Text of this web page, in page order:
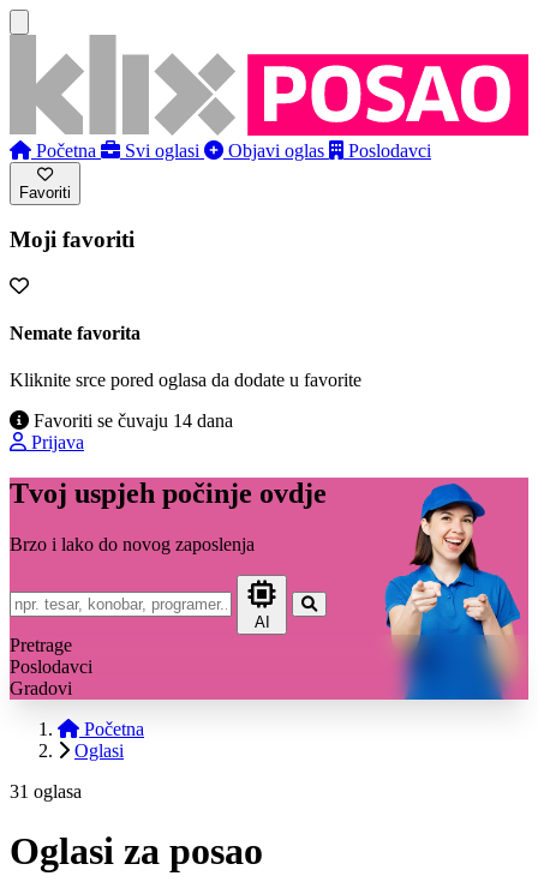
Početna Svi oglasi Objavi oglas Poslodavci
Favoriti
Moji favoriti
Nemate favorita
Kliknite srce pored oglasa da dodate u favorite
Favoriti se čuvaju 14 dana
Prijava
Tvoj uspjeh počinje ovdje
Brzo i lako do novog zaposlenja
AI
Pretrage
Poslodavci
Gradovi
Početna
Oglasi
31 oglasa
Oglasi za posao